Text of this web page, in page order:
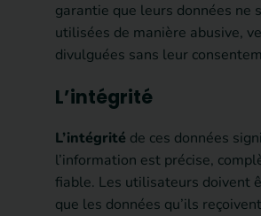
garantie que leurs données ne
utilisées de manière abusive,
divulguées sans leur
L’intégrité
L’intégrité de ces données
l’information est précise,
fiable. Les utilisateurs doivent
que les données qu’ils